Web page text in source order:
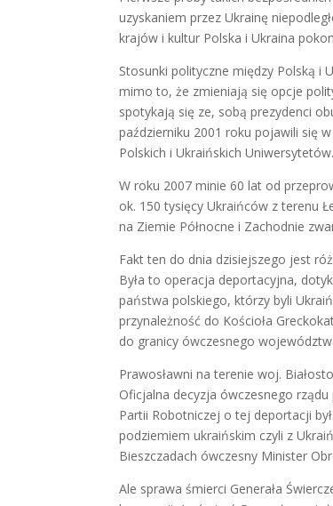
uzyskaniem przez Ukrainę
krajów i kultur Polska i Ukraina
Stosunki polityczne między Polską i
mimo to, że zmieniają się opcje
spotykają się ze, sobą prezydenci
październiku 2001 roku pojawili się
Polskich i Ukraińskich Uniwersytetów.
W roku 2007 minie 60 lat od
ok. 150 tysięcy Ukraińców z terenu
na Ziemie Północne i Zachodnie
Fakt ten do dnia dzisiejszego jest
Była to operacja deportacyjna,
państwa polskiego, którzy byli
przynależność do Kościoła
do granicy ówczesnego
Prawosławni na terenie woj.
Oficjalna decyzja ówczesnego
Partii Robotniczej o tej deportacji
podziemiem ukraińskim czyli z
Bieszczadach ówczesny Minister
Ale sprawa śmierci Generała